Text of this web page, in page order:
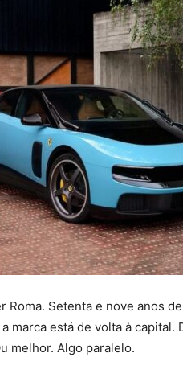
Roma. Setenta e nove anos
marca está de volta à capital.
melhor. Algo paralelo.